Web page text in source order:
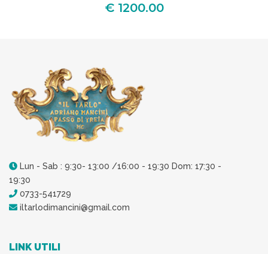
€ 1200.00
Lun - Sab : 9:30- 13:00 /16:00 - 19:30 Dom: 17:30 -
19:30
0733-541729
iltarlodimancini@gmail.com
LINK UTILI